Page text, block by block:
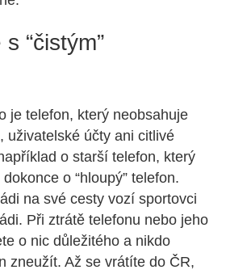
“čistým”
je telefon, který neobsahuje
uživatelské účty ani citlivé
o starší telefon, který
o “hloupý” telefon.
na své cesty vozí sportovci
Při ztrátě telefonu nebo jeho
o nic důležitého a nikdo
zneužít. Až se vrátíte do ČR,